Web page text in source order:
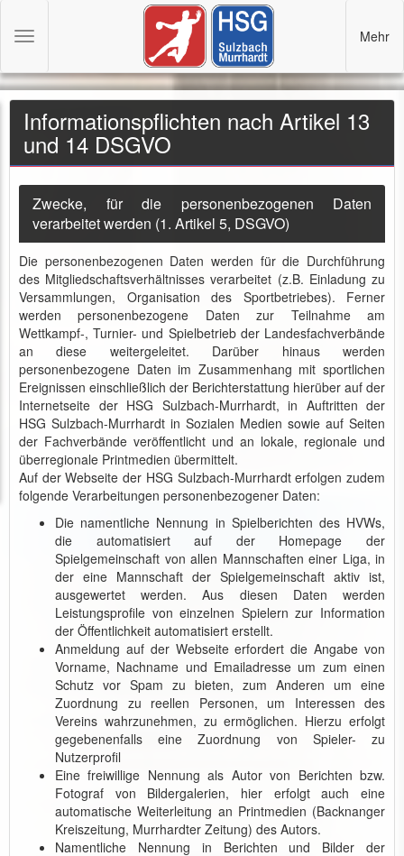
Informationspflichten nach Artikel 13
und 14 DSGVO
Zwecke, für die personenbezogenen Daten
verarbeitet werden (1. Artikel 5, DSGVO)
Die personenbezogenen Daten werden für die Durchführung
des Mitgliedschaftsverhältnisses verarbeitet (z.B. Einladung zu
Versammlungen, Organisation des Sportbetriebes). Ferner
werden personenbezogene Daten zur Teilnahme am
Wettkampf-, Turnier- und Spielbetrieb der Landesfachverbände
an diese weitergeleitet. Darüber hinaus werden
personenbezogene Daten im Zusammenhang mit sportlichen
Ereignissen einschließlich der Berichterstattung hierüber auf der
Internetseite der HSG Sulzbach-Murrhardt, in Auftritten der
HSG Sulzbach-Murrhardt in Sozialen Medien sowie auf Seiten
der Fachverbände veröffentlicht und an lokale, regionale und
überregionale Printmedien übermittelt.
Auf der Webseite der HSG Sulzbach-Murrhardt erfolgen zudem
folgende Verarbeitungen personenbezogener Daten:
Die namentliche Nennung in Spielberichten des HVWs,
die automatisiert auf der Homepage der
Spielgemeinschaft von allen Mannschaften einer Liga, in
der eine Mannschaft der Spielgemeinschaft aktiv ist,
ausgewertet werden. Aus diesen Daten werden
Leistungsprofile von einzelnen Spielern zur Information
der Öffentlichkeit automatisiert erstellt.
Anmeldung auf der Webseite erfordert die Angabe von
Vorname, Nachname und Emailadresse um zum einen
Schutz vor Spam zu bieten, zum Anderen um eine
Zuordnung zu reellen Personen, um Interessen des
Vereins wahrzunehmen, zu ermöglichen. Hierzu erfolgt
gegebenenfalls eine Zuordnung von Spieler- zu
Nutzerprofil
Eine freiwillige Nennung als Autor von Berichten bzw.
Fotograf von Bildergalerien, hier erfolgt auch eine
automatische Weiterleitung an Printmedien (Backnanger
Kreiszeitung, Murrhardter Zeitung) des Autors.
Namentliche Nennung in Berichten und Bilder der
Toggle
Mehr